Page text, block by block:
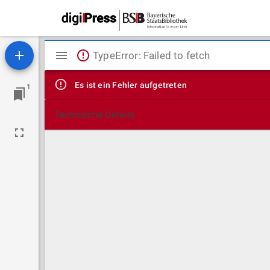
1
Mirador
Viewer
TypeError: Failed to fetch
Es ist ein Fehler aufgetreten
Technische Details